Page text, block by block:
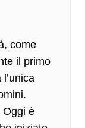
come
il primo
l’unica
.
Oggi è